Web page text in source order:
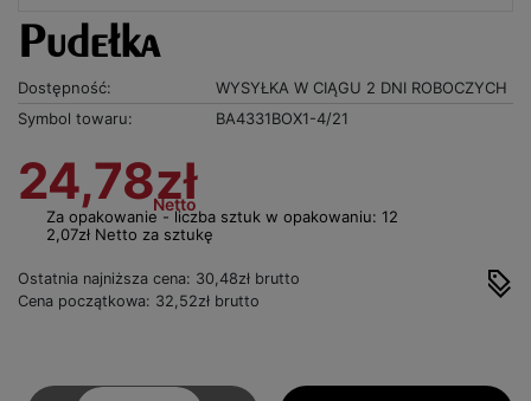
Pudełka
Dostępność:
WYSYŁKA W CIĄGU 2 DNI ROBOCZYCH
Symbol towaru:
BA4331BOX1-4/21
24,78zł
Netto
Za opakowanie - liczba sztuk w opakowaniu: 12
2,07zł Netto za sztukę
Ostatnia najniższa cena: 30,48zł brutto
Cena początkowa: 32,52zł brutto